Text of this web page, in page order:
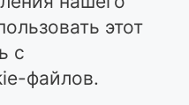
этот
с
файлов.